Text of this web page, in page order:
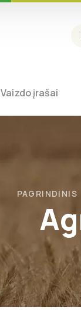
Vaizdo įrašai
PAGRINDINIS